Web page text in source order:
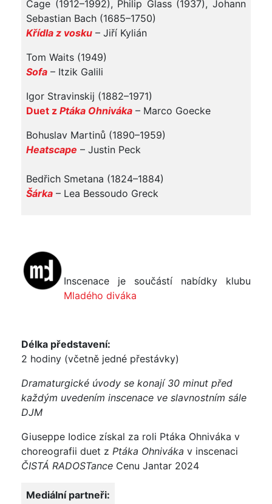
Cage (1912–1992), Philip Glass (1937), Johann
Sebastian Bach (1685–1750)
Křídla z vosku – Jiří Kylián
Tom Waits (1949)
Sofa – Itzik Galili
Igor Stravinskij (1882–1971)
Duet z Ptáka Ohniváka – Marco Goecke
Bohuslav Martinů (1890–1959)
Heatscape – Justin Peck
Bedřich Smetana (1824–1884)
Šárka – Lea Bessoudo Greck
Inscenace je součástí nabídky klubu
Mladého diváka
Délka představení:
2 hodiny (včetně jedné přestávky)
Dramaturgické úvody se konají 30 minut před
každým uvedením inscenace ve slavnostním sále
DJM
Giuseppe Iodice získal za roli Ptáka Ohniváka v
choreografii duet z Ptáka Ohniváka v inscenaci
ČISTÁ RADOSTance Cenu Jantar 2024
Mediální partneři: